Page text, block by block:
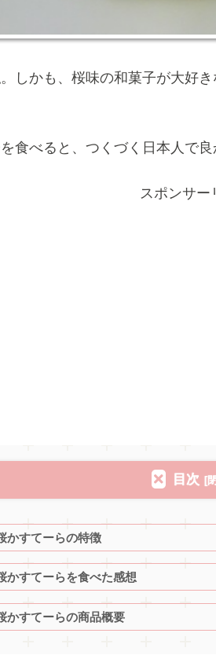
しかも、桜味の和菓子が大好
食べると、つくづく日本人で良
スポンサー
目次
かすてーらの特徴
かすてーらを食べた感想
かすてーらの商品概要